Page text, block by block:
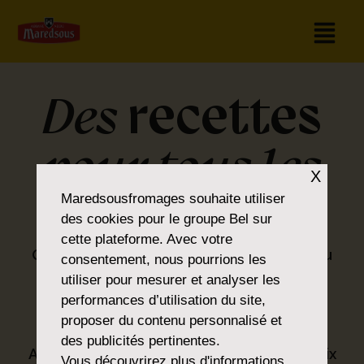
Des recettes
pour tous les
goûts
Que vous soyez amateur de classiques ou
que vous préfériez la nouveauté, vous
trouverez ce que vous cherchez dans la
gamme Maredsous®.
Avec nos produits, nous proposons un choix
X
Maredsousfromages souhaite utiliser
des cookies pour le groupe Bel sur
cette plateforme. Avec votre
consentement, nous pourrions les
utiliser pour mesurer et analyser les
performances d’utilisation du site,
proposer du contenu personnalisé et
des publicités pertinentes.